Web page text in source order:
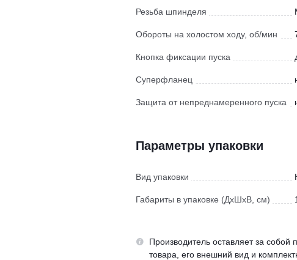
Резьба шпинделя
Обороты на холостом ходу, об/мин
Кнопка фиксации пуска
Суперфланец
Защита от непреднамеренного пуска
Параметры упаковки
Вид упаковки
Габариты в упаковке (ДхШхВ, см)
Производитель оставляет за собой
товара, его внешний вид и